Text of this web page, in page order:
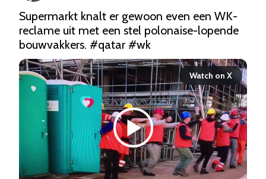
Supermarkt knalt er gewoon even een WK-
reclame uit met een stel polonaise-lopende
bouwvakkers. #qatar #wk
Watch on X